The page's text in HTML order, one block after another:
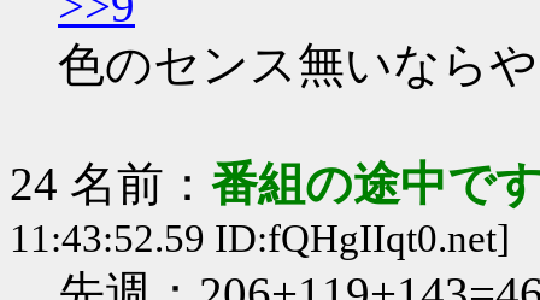
色のセンス無いなら
24 名前： 番組の途中で
11:43:52.59 ID:fQHgIIqt0.net]